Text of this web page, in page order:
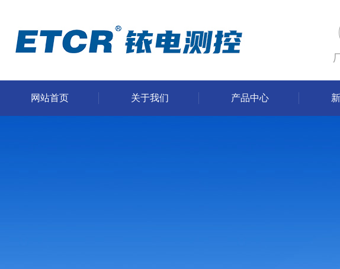
网站首页 关于我们 产品中心